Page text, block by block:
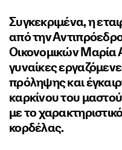
Συγκεκριμένα, η
από την
Οικονομικών Μαρία
γυναίκες
πρόληψης και
καρκίνου του μ
με το
κορδέλας.